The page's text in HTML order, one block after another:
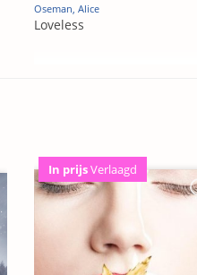
Oseman, Alice
Loveless
In prijsVerlaagd